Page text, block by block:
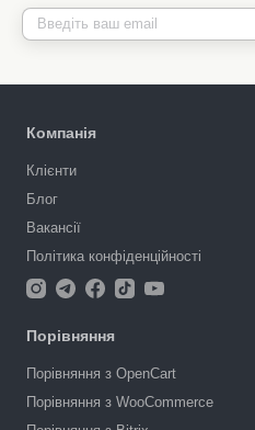
Компанія
Клієнти
Блог
Вакансії
Політика конфіденційності
Порівняння
Порівняння з OpenCart
Порівняння з WooCommerce